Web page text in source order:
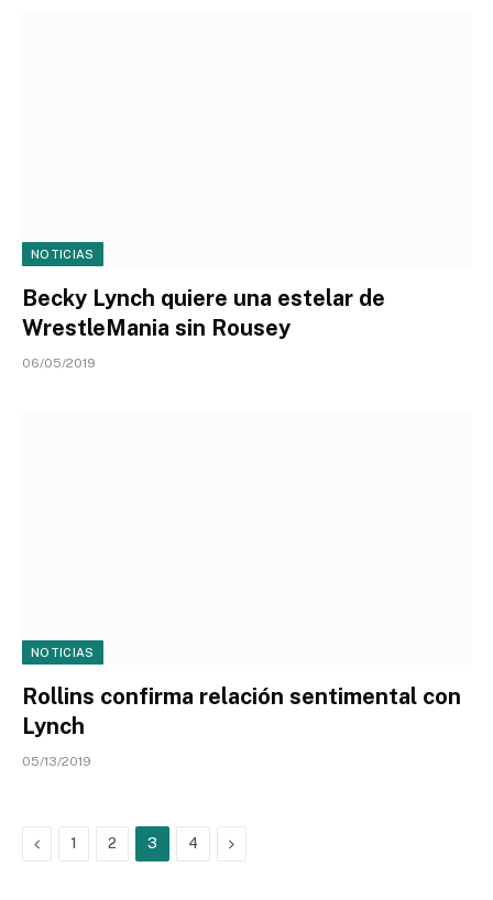
NOTICIAS
Becky Lynch quiere una estelar de
WrestleMania sin Rousey
06/05/2019
NOTICIAS
Rollins confirma relación sentimental con
Lynch
05/13/2019
Previous
1 2 3 4 Next